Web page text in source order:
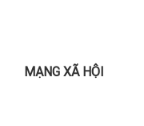
MẠNG XÃ HỘI